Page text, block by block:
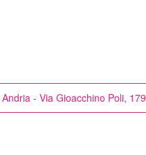
Andria - Via Gioacchino Poli, 179